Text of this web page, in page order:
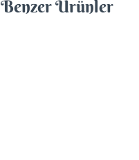
Benzer Ürünler